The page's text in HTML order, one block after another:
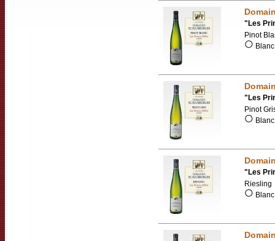
" Les
Pinot
" Les
Pinot
" Les
Riesling